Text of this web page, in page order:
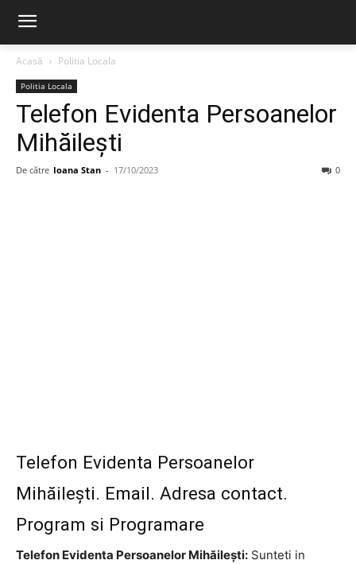
Acasă Politia Locala
Politia Locala
Telefon Evidenta Persoanelor
Mihăilești
De către Ioana Stan - 17/10/2023 0
Telefon Evidenta Persoanelor
Mihăilești. Email. Adresa contact.
Program si Programare
Telefon Evidenta Persoanelor Mihăilești: Sunteti in